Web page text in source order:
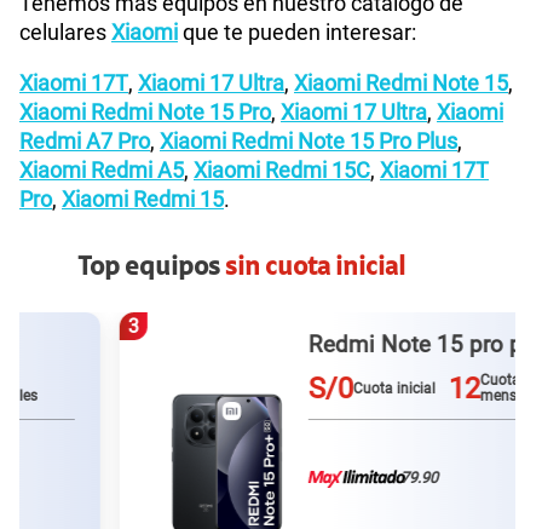
celularesXiaomique te pueden interesar:
Xiaomi 17T, Xiaomi 17 Ultra, Xiaomi Redmi Note 15,
Xiaomi Redmi Note 15 Pro, Xiaomi 17 Ultra, Xiaomi
Redmi A7 Pro, Xiaomi Redmi Note 15 Pro Plus,
Xiaomi Redmi A5, Xiaomi Redmi 15C, Xiaomi 17T
Pro, Xiaomi Redmi 15.
Top equipossin cuota inicial
Redmi Note 15 pro plus
S/0 Cuota inicial 12Cuotas
mensuales
79.90